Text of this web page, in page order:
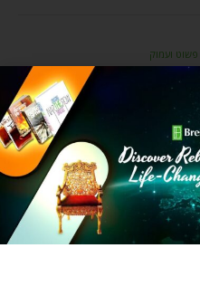
פשוט ועמוק
בדרך שבן אדם בוחר ללכת
– פרשת השבוע בלק
Refael Kramer
אומרים שבדרך שבה אדם
בוחר ללכת מוליכים אותו, וגם
אם משמים מנסים למנוע
ממנו